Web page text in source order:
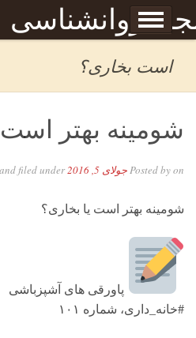
روانشناسی
Skip to content
برگه نمونه
است بخاری؟
شومینه بهتر است
Posted byon جولای 5, 2016 and filed under
شومینه بهتر است یا بخاری؟
پاورقی های آشپزباشی
#خانه_داری، شماره ۱۰۱